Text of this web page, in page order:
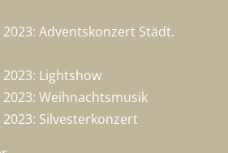
Adventskonzert Städt.
Lightshow
Weihnachtsmusik
Silvesterkonzert